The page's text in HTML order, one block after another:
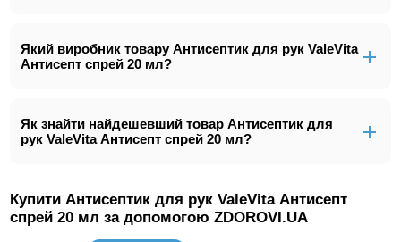
Який виробник товару Антисептик для рук ValeVita
Антисепт спрей 20 мл?
Як знайти найдешевший товар Антисептик для
рук ValeVita Антисепт спрей 20 мл?
Купити Антисептик для рук ValeVita Антисепт
спрей 20 мл за допомогою ZDOROVI.UA